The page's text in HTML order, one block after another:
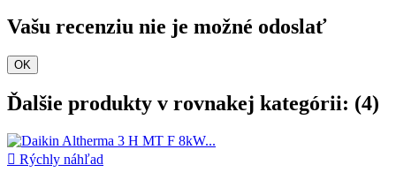
Vašu recenziu nie je možné odoslať
OK
Ďalšie produkty v rovnakej kategórii: (4)
 Rýchly náhľad